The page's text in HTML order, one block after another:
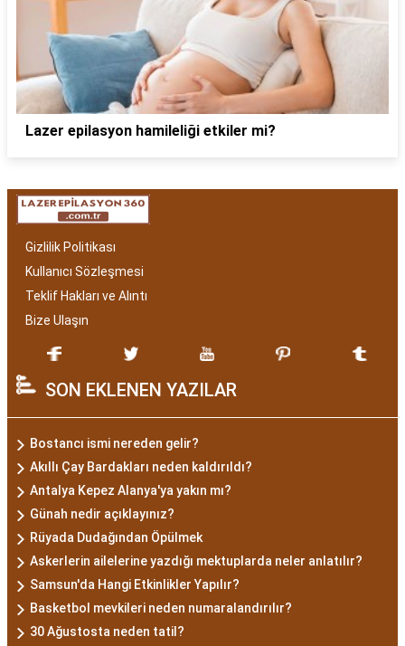
Lazer epilasyon hamileliği etkiler mi?
Gizlilik Politikası
Kullanıcı Sözleşmesi
Teklif Hakları ve Alıntı
Bize Ulaşın
SON EKLENEN YAZILAR
Bostancı ismi nereden gelir?
Akıllı Çay Bardakları neden kaldırıldı?
Antalya Kepez Alanya'ya yakın mı?
Günah nedir açıklayınız?
Rüyada Dudağından Öpülmek
Askerlerin ailelerine yazdığı mektuplarda neler anlatılır?
Samsun'da Hangi Etkinlikler Yapılır?
Basketbol mevkileri neden numaralandırılır?
30 Ağustosta neden tatil?